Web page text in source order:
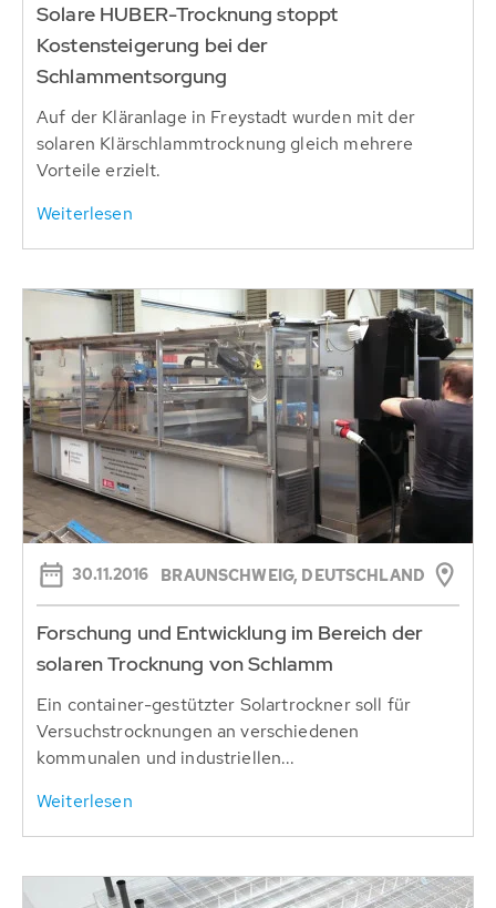
Solare HUBER-Trocknung stoppt
Kostensteigerung bei der
Schlammentsorgung
Auf der Kläranlage in Freystadt wurden mit der
solaren Klärschlammtrocknung gleich mehrere
Vorteile erzielt.
Weiterlesen
30.11.2016 BRAUNSCHWEIG, DEUTSCHLAND
Forschung und Entwicklung im Bereich der
solaren Trocknung von Schlamm
Ein container-gestützter Solartrockner soll für
Versuchstrocknungen an verschiedenen
kommunalen und industriellen...
Weiterlesen